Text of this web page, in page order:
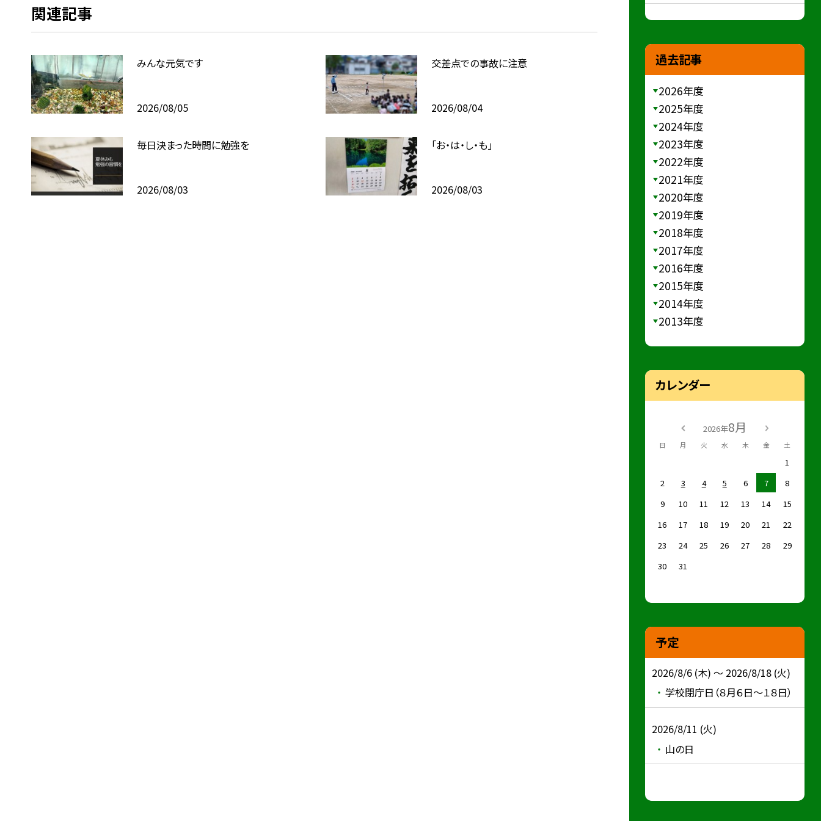
関連記事
みんな元気です
2026/08/05
交差点での事故に注意
2026/08/04
毎日決まった時間に勉強を
2026/08/03
「お・は・し・も」
2026/08/03
過去記事
2026年度
2025年度
2024年度
2023年度
2022年度
2021年度
2020年度
2019年度
2018年度
2017年度
2016年度
2015年度
2014年度
2013年度
カレンダー
2026年8月
日 月 火 水 木 金 土
1
2
3 4 5 6 7
8
9
10 11 12 13 14
15
16
17 18 19 20 21
22
23
24 25 26 27 28
29
30
31
予定
2026/8/6 (木) ～ 2026/8/18 (火)
学校閉庁日（８月６日〜１８日）
2026/8/11 (火)
山の日